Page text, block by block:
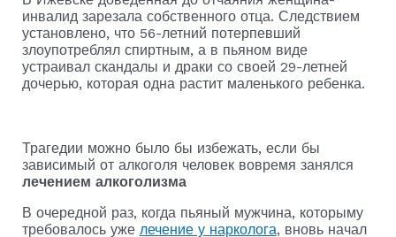
инвалид зарезала собственного отца. Следствием
установлено, что 56-летний потерпевший
злоупотреблял спиртным, а в пьяном виде
устраивал скандалы и драки со своей 29-летней
дочерью, которая одна растит маленького ребенка.
Трагедии можно было бы избежать, если бы
зависимый от алкоголя человек вовремя занялся
лечением алкоголизма
В очередной раз, когда пьяный мужчина, которыму
требовалось уже лечение у нарколога, вновь начал